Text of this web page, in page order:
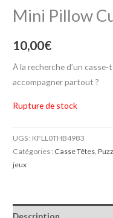
Mini Pillow
10,00€
À la recherche d’un
accompagner partout ?
Rupture de stock
UGS : KFLL0THB4983
Catégories : Casse Têtes ,
jeux